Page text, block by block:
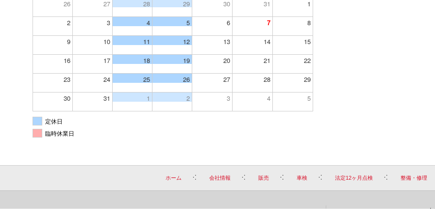
26 27 28 29 30 31 1
2 3 4 5 6 7 8
9 10 11 12 13 14 15
16 17 18 19 20 21 22
23 24 25 26 27 28 29
30 31 1 2 3 4 5
定休日
臨時休業日
ホーム 会社情報 販売 車検 法定12ヶ月点検 整備・修理